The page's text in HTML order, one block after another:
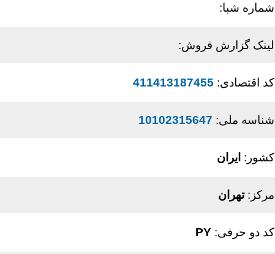
شماره شبا:
لینک گزارش فروش:
کد اقتصادی: 411413187455
شناسه ملی: 10102315647
کشور: ایران
مرکز:تهران
کد دو حرفی:PY